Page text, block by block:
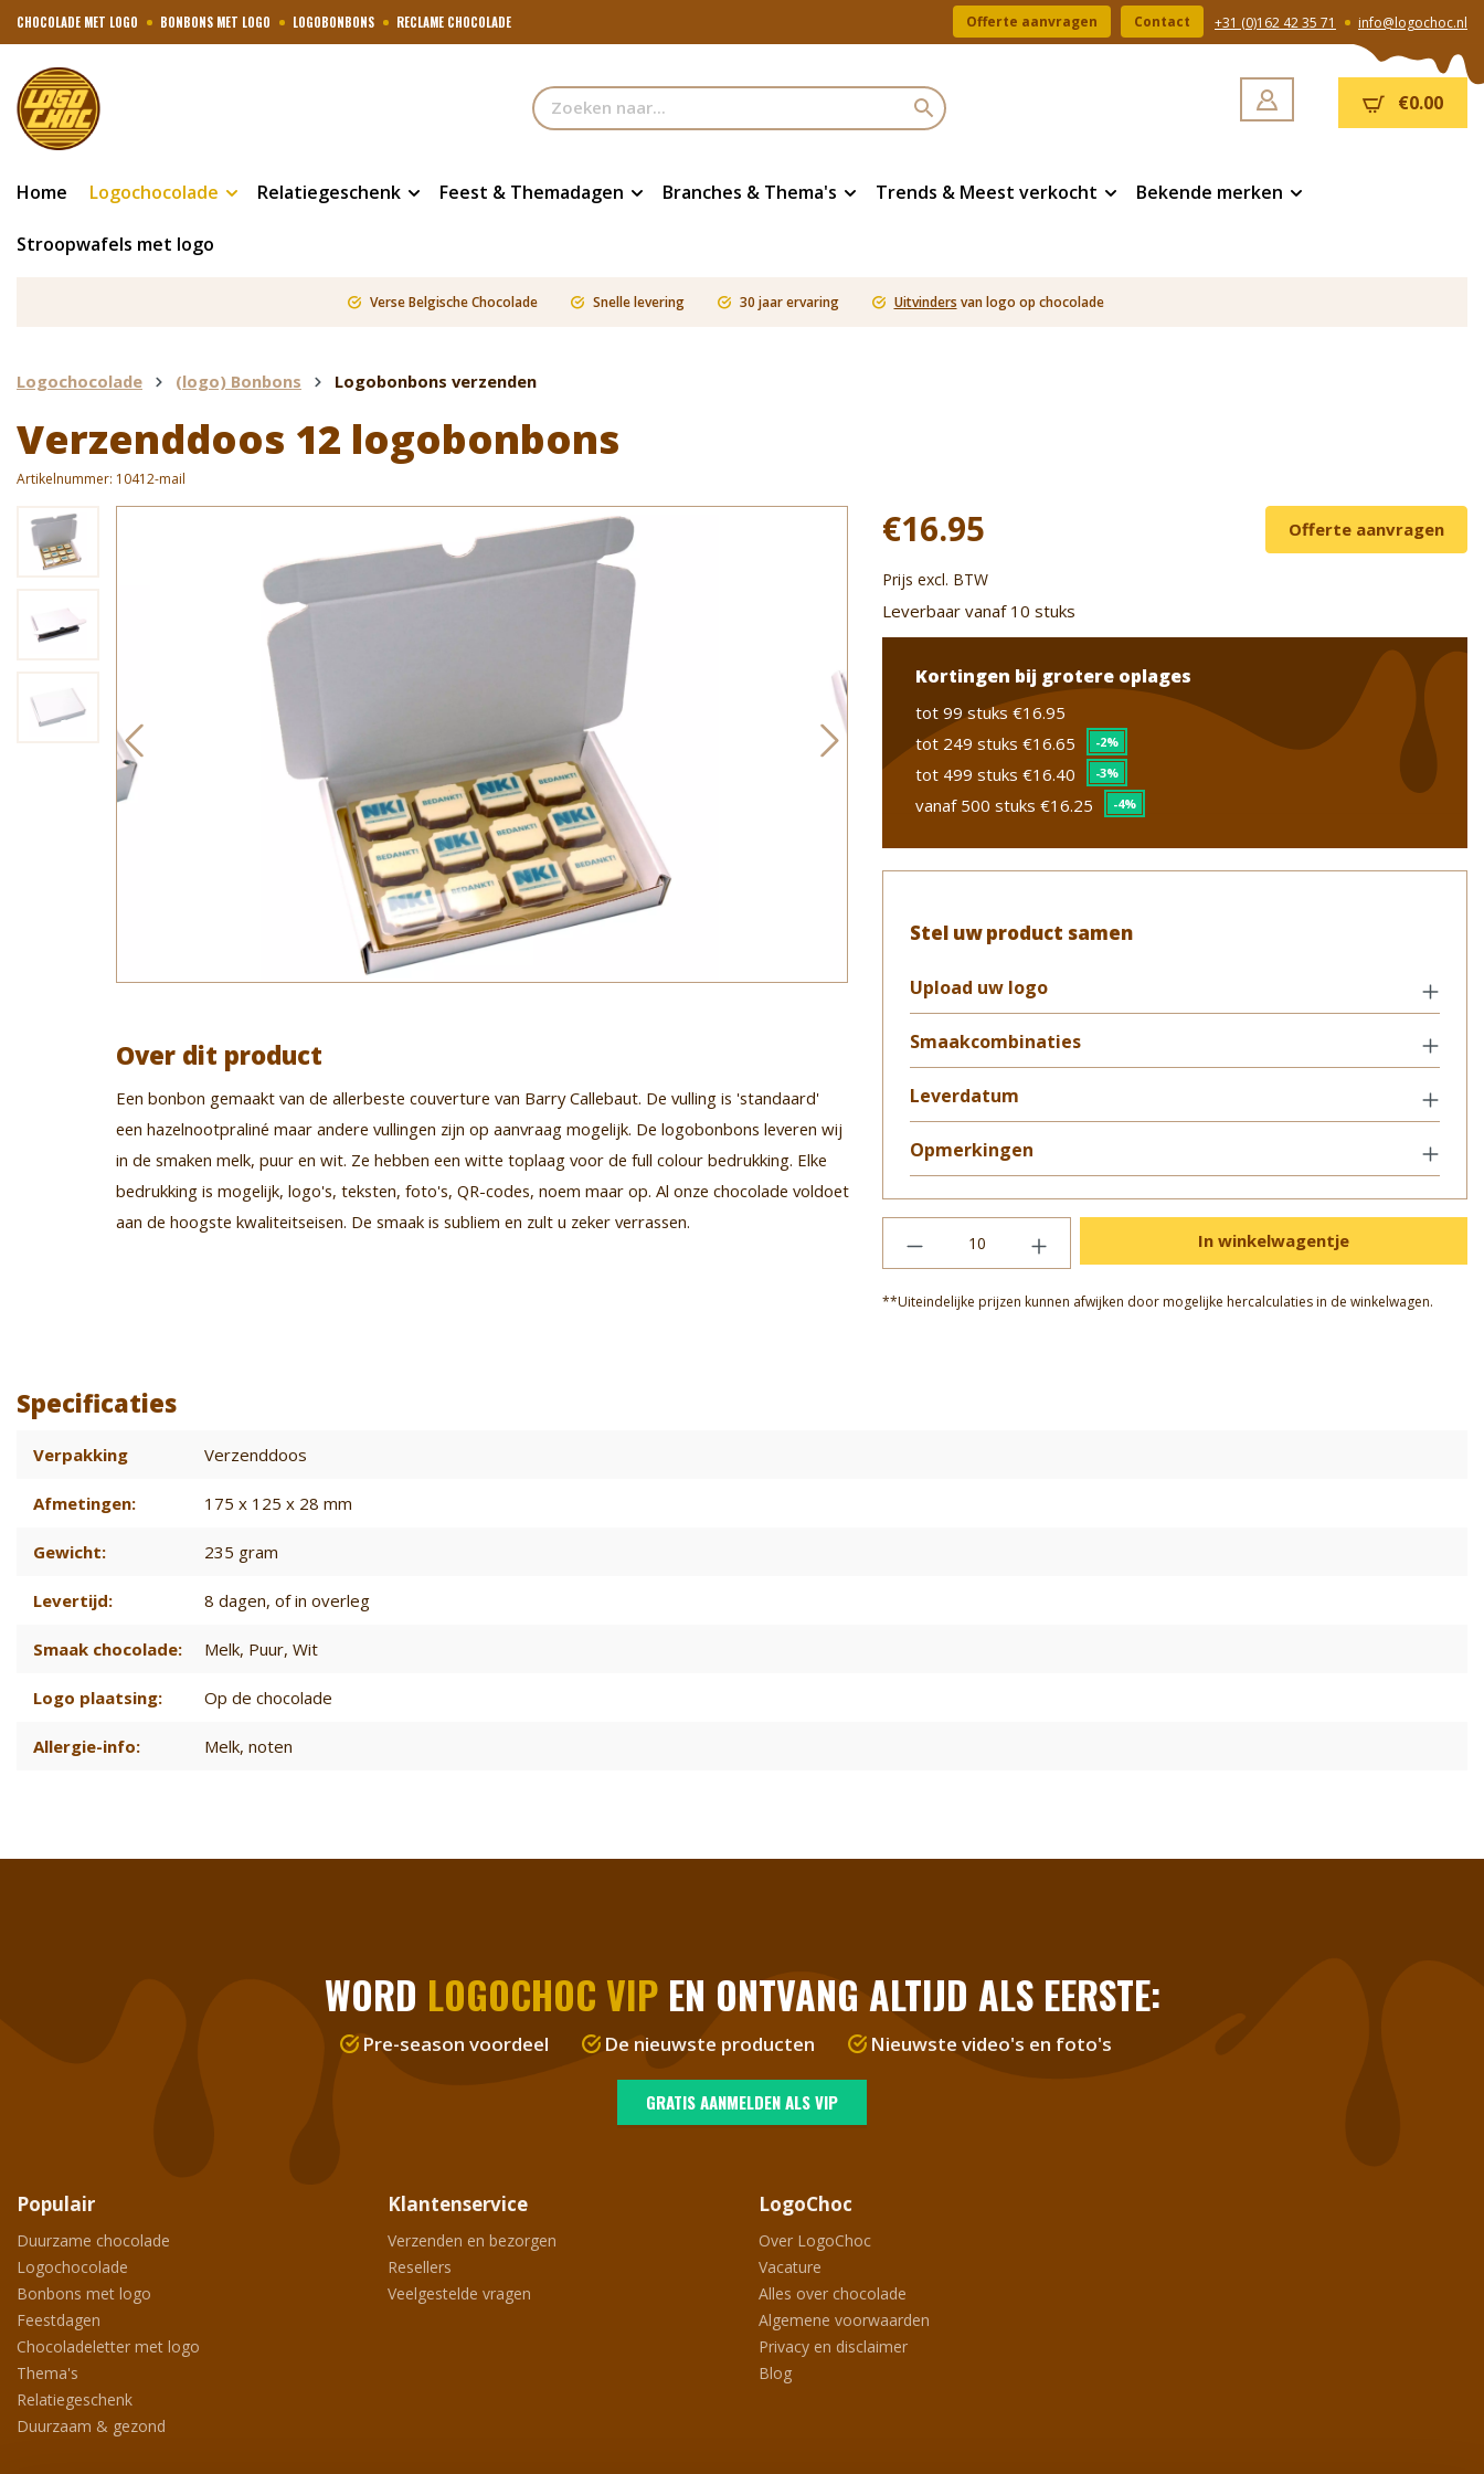
CHOCOLADE MET LOGO BONBONS MET LOGO LOGOBONBONS RECLAME CHOCOLADE Offerte aanvragen Contact +31 (0)162 42 35 71 info@logochoc.nl
€0.00
Home Logochocolade Relatiegeschenk Feest & Themadagen Branches & Thema's Trends & Meest verkocht Bekende merken
Stroopwafels met logo
Verse Belgische Chocolade Snelle levering 30 jaar ervaring Uitvinders van logo op chocolade
Logochocolade (logo) Bonbons Logobonbons verzenden
Verzenddoos 12 logobonbons
Artikelnummer: 10412-mail
Over dit product
Een bonbon gemaakt van de allerbeste couverture van Barry Callebaut. De vulling is 'standaard'
een hazelnootpraliné maar andere vullingen zijn op aanvraag mogelijk. De logobonbons leveren wij
in de smaken melk, puur en wit. Ze hebben een witte toplaag voor de full colour bedrukking. Elke
bedrukking is mogelijk, logo's, teksten, foto's, QR-codes, noem maar op. Al onze chocolade voldoet
aan de hoogste kwaliteitseisen. De smaak is subliem en zult u zeker verrassen.
€16.95 Offerte aanvragen
Prijs excl. BTW
Leverbaar vanaf 10 stuks
Kortingen bij grotere oplages
tot 99 stuks €16.95
tot 249 stuks €16.65 -2%
tot 499 stuks €16.40 -3%
vanaf 500 stuks €16.25 -4%
Stel uw product samen
Upload uw logo
Smaakcombinaties
Leverdatum
Opmerkingen
In winkelwagentje
**Uiteindelijke prijzen kunnen afwijken door mogelijke hercalculaties in de winkelwagen.
Specificaties
Verpakking Verzenddoos
Afmetingen: 175 x 125 x 28 mm
Gewicht: 235 gram
Levertijd: 8 dagen, of in overleg
Smaak chocolade: Melk, Puur, Wit
Logo plaatsing: Op de chocolade
Allergie-info: Melk, noten
WORD LOGOCHOC VIPEN ONTVANG ALTIJD ALS EERSTE:
Pre-season voordeel De nieuwste producten Nieuwste video's en foto's
GRATIS AANMELDEN ALS VIP
Populair
Duurzame chocolade
Logochocolade
Bonbons met logo
Feestdagen
Chocoladeletter met logo
Thema's
Relatiegeschenk
Duurzaam & gezond
Klantenservice
Verzenden en bezorgen
Resellers
Veelgestelde vragen
LogoChoc
Over LogoChoc
Vacature
Alles over chocolade
Algemene voorwaarden
Privacy en disclaimer
Blog